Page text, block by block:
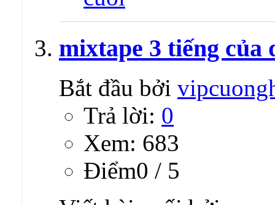
mixtape 3 tiếng của
Bắt đầu bởi
Trả lời: 0
Xem: 683
Ðiểm0 / 5